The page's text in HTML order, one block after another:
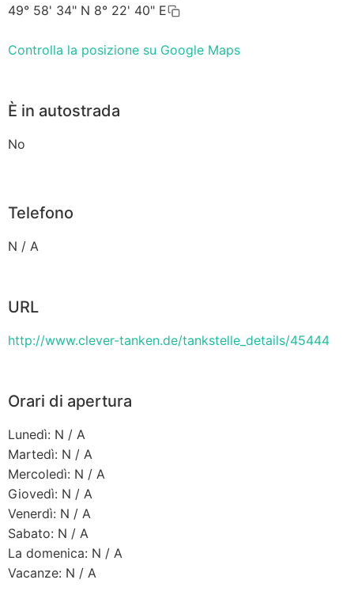
49° 58' 34" N 8° 22' 40" E
Controlla la posizione su Google Maps
È in autostrada
No
Telefono
N / A
URL
http://www.clever-tanken.de/tankstelle_details/45444
Orari di apertura
Lunedì: N / A
Martedì: N / A
Mercoledì: N / A
Giovedì: N / A
Venerdì: N / A
Sabato: N / A
La domenica: N / A
Vacanze: N / A